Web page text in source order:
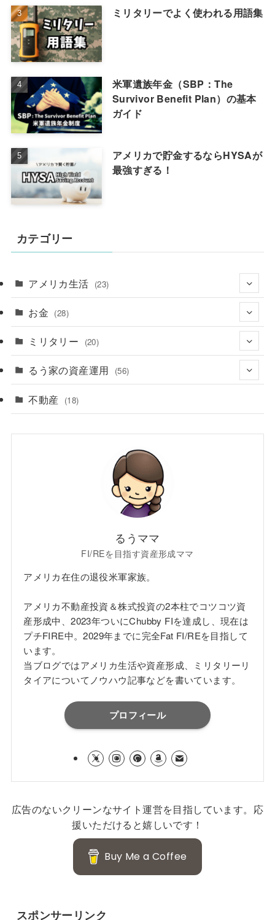
ミリタリーでよく使われる用語集
米軍遺族年金（SBP：The
Survivor Benefit Plan）の基本
ガイド
アメリカで貯金するならHYSAが
最強すぎる！
カテゴリー
アメリカ生活 (23)
お金 (28)
(2)
ミリタリー (20)
るう家の資産運用 (56)
不動産 (18)
るうママ
FI/REを目指す資産形成ママ
アメリカ在住の退役米軍家族。
アメリカ不動産投資＆株式投資の2本柱でコツコツ資
産形成中、2023年ついにChubby FIを達成し、現在は
プチFIRE中。2029年までに完全Fat FI/REを目指して
います。
当ブログではアメリカ生活や資産形成、ミリタリーリ
タイアについてノウハウ記事などを書いています。
プロフィール
広告のないクリーンなサイト運営を目指しています。応
援いただけると嬉しいです！
Buy Me a Coffee
スポンサーリンク